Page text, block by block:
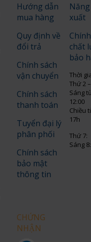
Hướng dẫn
mua hàng
Quy định về
đổi trả
Chính sách
vận chuyển
Chính sách
thanh toán
Tuyển đại lý
phân phối
Chính sách
bảo mật
thông tin
CHỨNG
NHẬN
xuất
chất
bảo
Thời
Thứ 2
Sáng
12:00
Chiều
17h
Thứ 7:
Sáng